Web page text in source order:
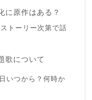
に原作はある？
トーリー次第で話
歌について
いつから？何時か